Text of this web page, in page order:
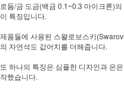
로듐/금 도금(백금 0.1~0.3 마이크론)
이 특징입니다.
제품들에 사용된 스왈로보스키
의 자연석도 값어치를 더해줍니다.
또 하나의 특징은 심플한 디자인과 은
작했습니다.